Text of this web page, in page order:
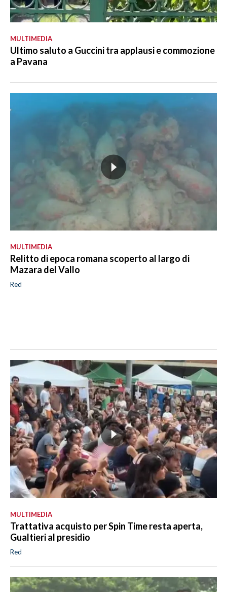
MULTIMEDIA
Ultimo saluto a Guccini tra applausi e commozione
a Pavana
MULTIMEDIA
Relitto di epoca romana scoperto al largo di
Mazara del Vallo
Red
MULTIMEDIA
Trattativa acquisto per Spin Time resta aperta,
Gualtieri al presidio
Red